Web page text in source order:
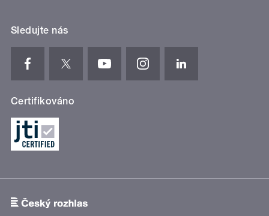
Sledujte nás
Certifikováno